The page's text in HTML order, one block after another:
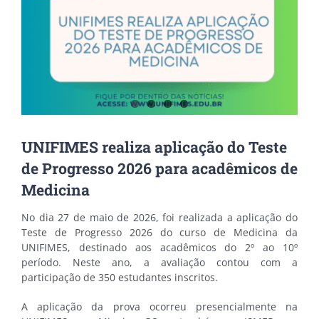
UNIFIMES realiza aplicação do Teste
de Progresso 2026 para acadêmicos de
Medicina
No dia 27 de maio de 2026, foi realizada a aplicação do
Teste de Progresso 2026 do curso de Medicina da
UNIFIMES, destinado aos acadêmicos do 2º ao 10º
período. Neste ano, a avaliação contou com a
participação de 350 estudantes inscritos.
A aplicação da prova ocorreu presencialmente na